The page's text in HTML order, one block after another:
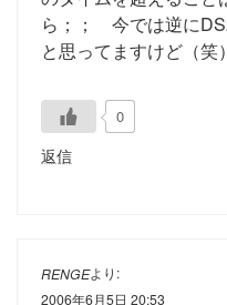
ら；； 今では逆に
と思ってますけど（笑
0
返信
RENGEより:
2006年6月5日 20:53